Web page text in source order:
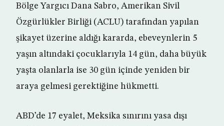
Bölge Yargıcı Dana Sabro, Amerikan Sivil
Özgürlükler Birliği (ACLU) tarafından yapılan
şikayet üzerine aldığı kararda, ebeveynlerin 5
yaşın altındaki çocuklarıyla 14 gün, daha büyük
yaşta olanlarla ise 30 gün içinde yeniden bir
araya gelmesi gerektiğine hükmetti.
ABD’de 17 eyalet, Meksika sınırını yasa dışı